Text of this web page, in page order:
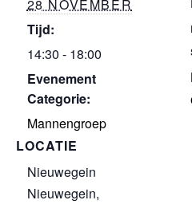
28 NOVEMBER
Tijd:
14:30 - 18:00
Evenement
Categorie:
Mannengroep
LOCATIE
Nieuwegein
Nieuwegein,